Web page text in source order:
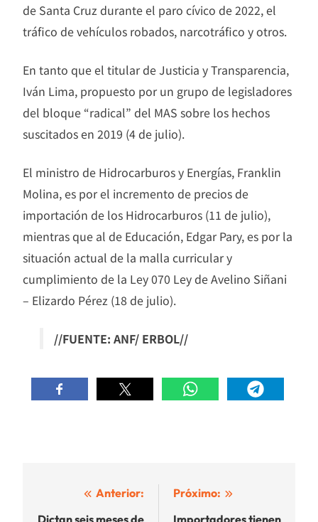
de Santa Cruz durante el paro cívico de 2022, el
tráfico de vehículos robados, narcotráfico y otros.
En tanto que el titular de Justicia y Transparencia,
Iván Lima, propuesto por un grupo de legisladores
del bloque “radical” del MAS sobre los hechos
suscitados en 2019 (4 de julio).
El ministro de Hidrocarburos y Energías, Franklin
Molina, es por el incremento de precios de
importación de los Hidrocarburos (11 de julio),
mientras que al de Educación, Edgar Pary, es por la
situación actual de la malla curricular y
cumplimiento de la Ley 070 Ley de Avelino Siñani
– Elizardo Pérez (18 de julio).
//FUENTE: ANF/ ERBOL//
Navegación
Anterior:
Dictan seis meses de
Próximo:
Importadores tienen